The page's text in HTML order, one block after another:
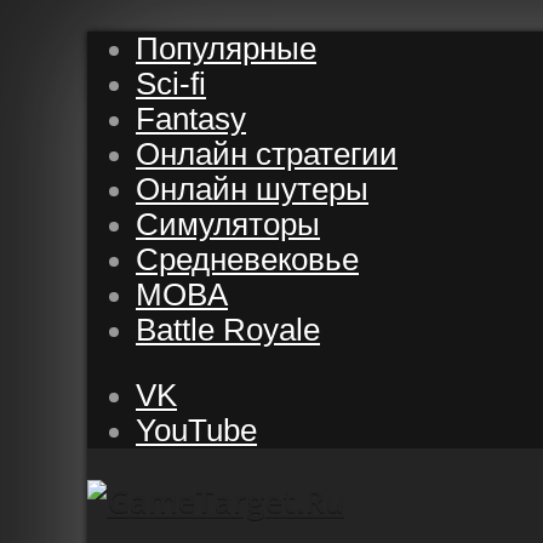
Популярные
Sci-fi
Fantasy
Онлайн стратегии
Онлайн шутеры
Симуляторы
Средневековье
MOBA
Battle Royale
VK
YouTube